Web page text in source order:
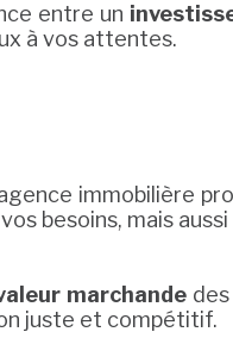
entre un
à vos attentes.
immobilière
besoins, mais
marchandedes
juste et compétitif.